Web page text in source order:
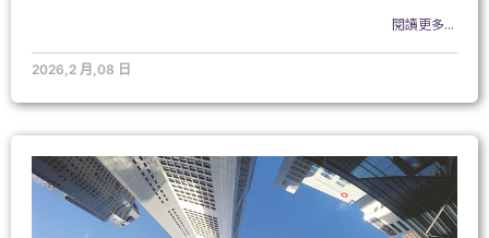
閱讀更多...
2026,2 月,08 日